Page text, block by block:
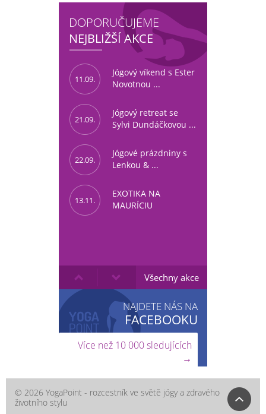
DOPORUČUJEME
NEJBLIŽŠÍ AKCE
11.09.
Jógový víkend s Ester
Novotnou ...
21.09.
Jógový retreat se
Sylvi Dundáčkovou ...
22.09.
Jógové prázdniny s
Lenkou & ...
13.11.
EXOTIKA NA
MAURÍCIU
Všechny akce
NAJDETE NÁS NA
FACEBOOKU
Více než 10 000 sledujících
→
© 2026 YogaPoint - rozcestník ve světě jógy a zdravého
životního stylu